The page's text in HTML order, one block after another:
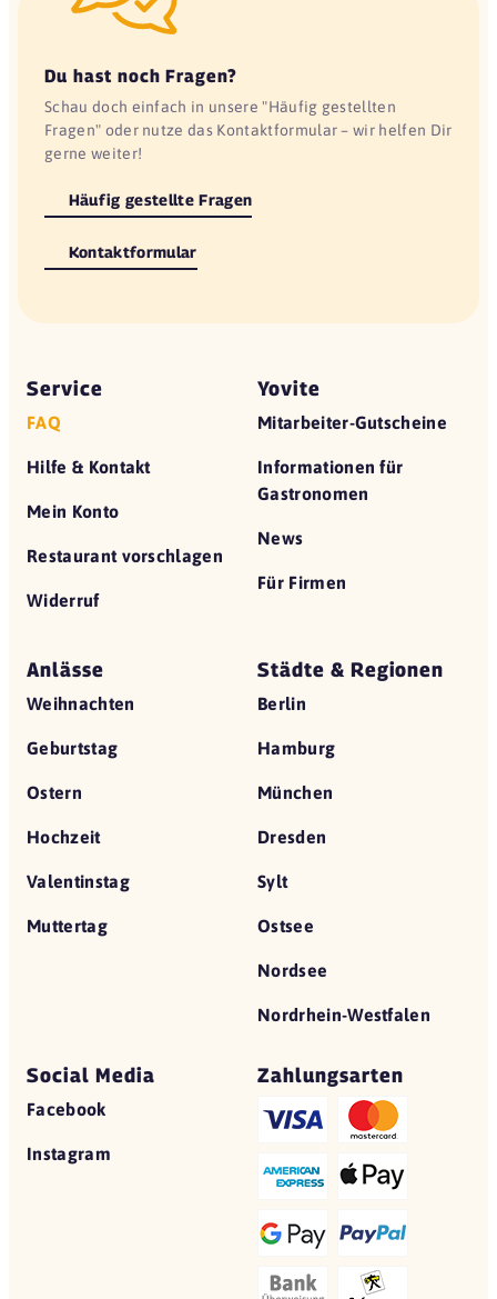
Du hast noch Fragen?
Schau doch einfach in unsere "Häufig gestellten
Fragen" oder nutze das Kontaktformular – wir helfen Dir
gerne weiter!
Häufig gestellte Fragen
Kontaktformular
Service
FAQ
Hilfe & Kontakt
Mein Konto
Restaurant vorschlagen
Widerruf
Yovite
Mitarbeiter-Gutscheine
Informationen für
Gastronomen
News
Für Firmen
Anlässe
Weihnachten
Geburtstag
Ostern
Hochzeit
Valentinstag
Muttertag
Städte & Regionen
Berlin
Hamburg
München
Dresden
Sylt
Ostsee
Nordsee
Nordrhein-Westfalen
Social Media
Facebook
Instagram
Zahlungsarten